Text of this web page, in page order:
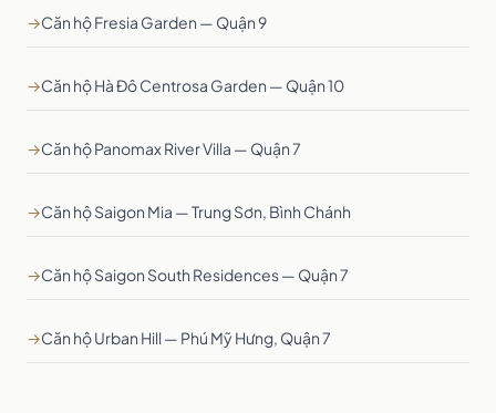
→Căn hộ Fresia Garden — Quận 9
→Căn hộ Hà Đô Centrosa Garden — Quận 10
→Căn hộ Panomax River Villa — Quận 7
→Căn hộ Saigon Mia — Trung Sơn, Bình Chánh
→Căn hộ Saigon South Residences — Quận 7
→Căn hộ Urban Hill — Phú Mỹ Hưng, Quận 7